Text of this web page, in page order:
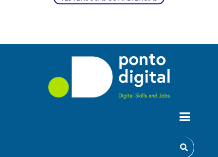
Ubbu – Aprende a Programar
Ubbu – Aprende a Programar O projecto ubbu Aprende a
digital, do insucesso e abandono escolar e do desemprego